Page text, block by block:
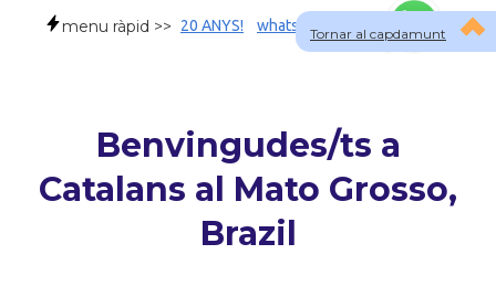
Tornar al capdamunt
menu ràpid >> 20 ANYS! whatsapp
Benvingudes/ts a
Catalans al Mato Grosso,
Brazil